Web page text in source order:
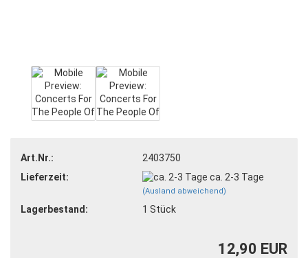
Art.Nr.:
2403750
Lieferzeit:
ca. 2-3 Tage
(Ausland abweichend)
Lagerbestand: 1 Stück
12,90 EUR